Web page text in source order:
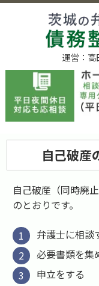
運営：高
自己破産
自己破産（同時廃
のとおりです。
弁護士に相談
必要書類を集
申立をする